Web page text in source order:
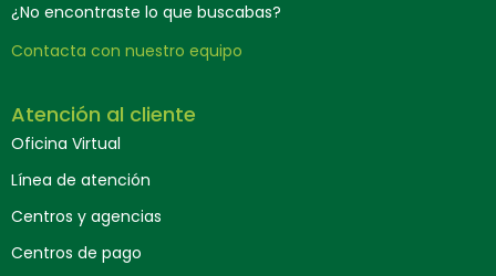
¿No encontraste lo que buscabas?
Contacta con nuestro equipo
Atención al cliente
Oficina Virtual
Línea de atención
Centros y agencias
Centros de pago